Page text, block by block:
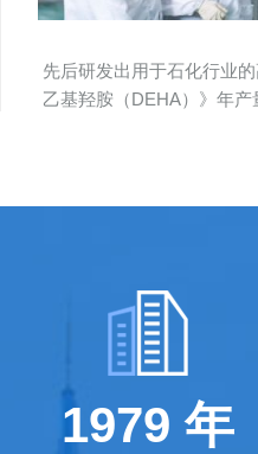
先后研发出用于石化行业
乙基羟胺（DEHA）》年产
1979 年